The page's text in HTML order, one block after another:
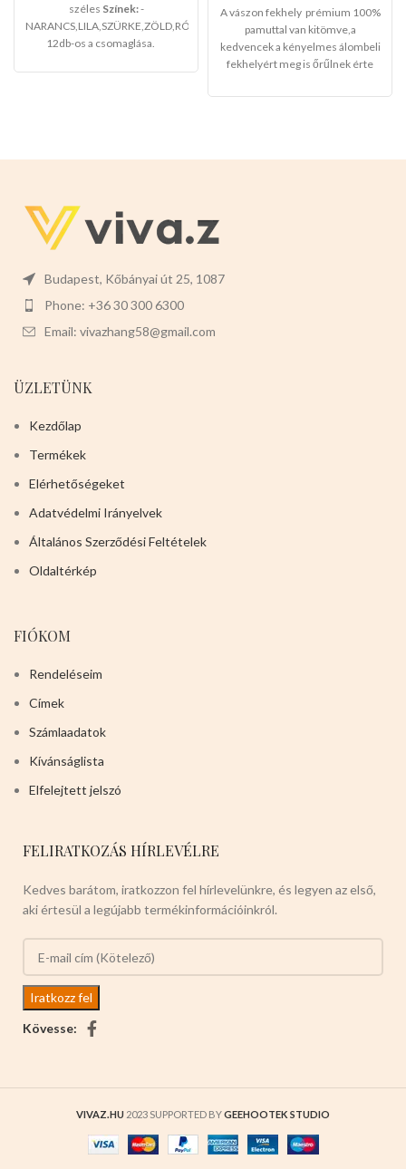
széles Színek:-
NARANCS,LILA,SZÜRKE,ZÖLD,RÓZSASZÍN,FEKETE,PIROS
12db-os a csomaglása.
A vászon fekhely prémium 100%
pamuttal van kitömve,a
kedvencek a kényelmes álombeli
fekhelyért meg is őrűlnek érte
akár félnapig.Mosógépben
Budapest, Kőbányai út 25, 1087
Phone: +36 30 300 6300
Email: vivazhang58@gmail.com
ÜZLETÜNK
Kezdőlap
Termékek
Elérhetőségeket
Adatvédelmi Irányelvek
Általános Szerződési Feltételek
Oldaltérkép
FIÓKOM
Rendeléseim
Címek
Számlaadatok
Kívánságlista
Elfelejtett jelszó
FELIRATKOZÁS HÍRLEVÉLRE
Kedves barátom, iratkozzon fel hírlevelünkre, és legyen az első,
aki értesül a legújabb termékinformációinkról.
Kövesse:
VIVAZ.HU 2023 SUPPORTED BYGEEHOOTEK STUDIO